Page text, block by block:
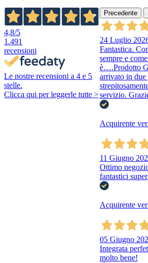
4,8/5
1.491
recensioni
Le nostre recensioni a 4 e 5
stelle.
Clicca qui per leggerle tutte >
Precedente
24 Luglio
Fantastica.
sempre e
è….Prodotto
arrivato in
servizio.
Acquirente
11 Giugno
Ottimo
fantastici
Acquirente
05 Giugno
Integrata
molto bene!